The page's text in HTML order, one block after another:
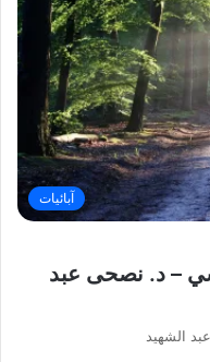
آبائيات
– د. نصحى عبد
الشهيد